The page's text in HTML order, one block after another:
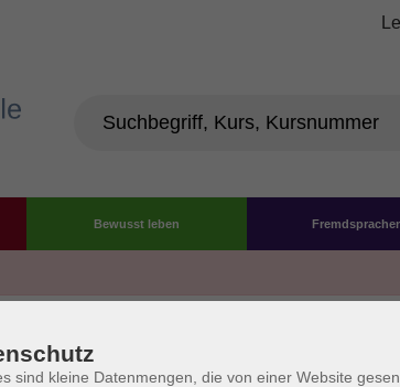
Bewusst leben
Die
der
sind kleine Datenmengen, die von einer Website